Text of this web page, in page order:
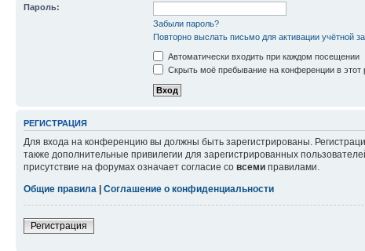
Пароль:
Забыли пароль?
Повторно выслать письмо для активации учётной
Автоматически входить при каждом посещении
Скрыть моё пребывание на конференции в этот
РЕГИСТРАЦИЯ
Для входа на конференцию вы должны быть зарегистрированы.
также дополнительные привилегии для зарегистрированных
присутствие на форумах означает согласие со всеми правилами.
Общие правила | Соглашение о конфиденциальности
Регистрация